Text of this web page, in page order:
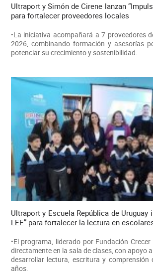
Ultraport y Simón de Cirene lanzan
para fortalecer proveedores locales
•La iniciativa acompañará a 7 proveedores
2026, combinando formación y asesorías
potenciar su crecimiento y sostenibilidad.
Ultraport y Escuela República de Uruguay
LEE” para fortalecer la lectura en
•El programa, liderado por Fundación
directamente en la sala de clases, con apoyo
desarrollar lectura, escritura y comprensión
años.